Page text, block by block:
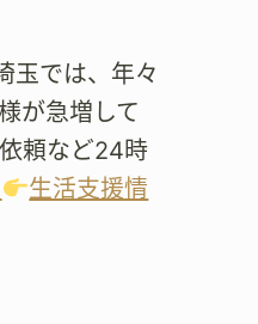
玉では、年々
が急増して
頼など24時
生活支援情